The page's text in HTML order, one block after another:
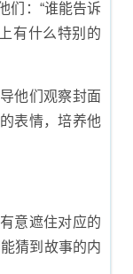
们：“谁能告诉
有什么特别的
他们观察封面
表情，培养他
意遮住对应的
猜到故事的内